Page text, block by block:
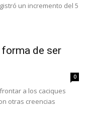
un incremento del 5
de ser
0
a los caciques
otras creencias